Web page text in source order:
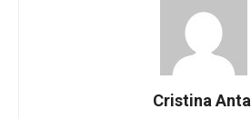
Cristina Antal